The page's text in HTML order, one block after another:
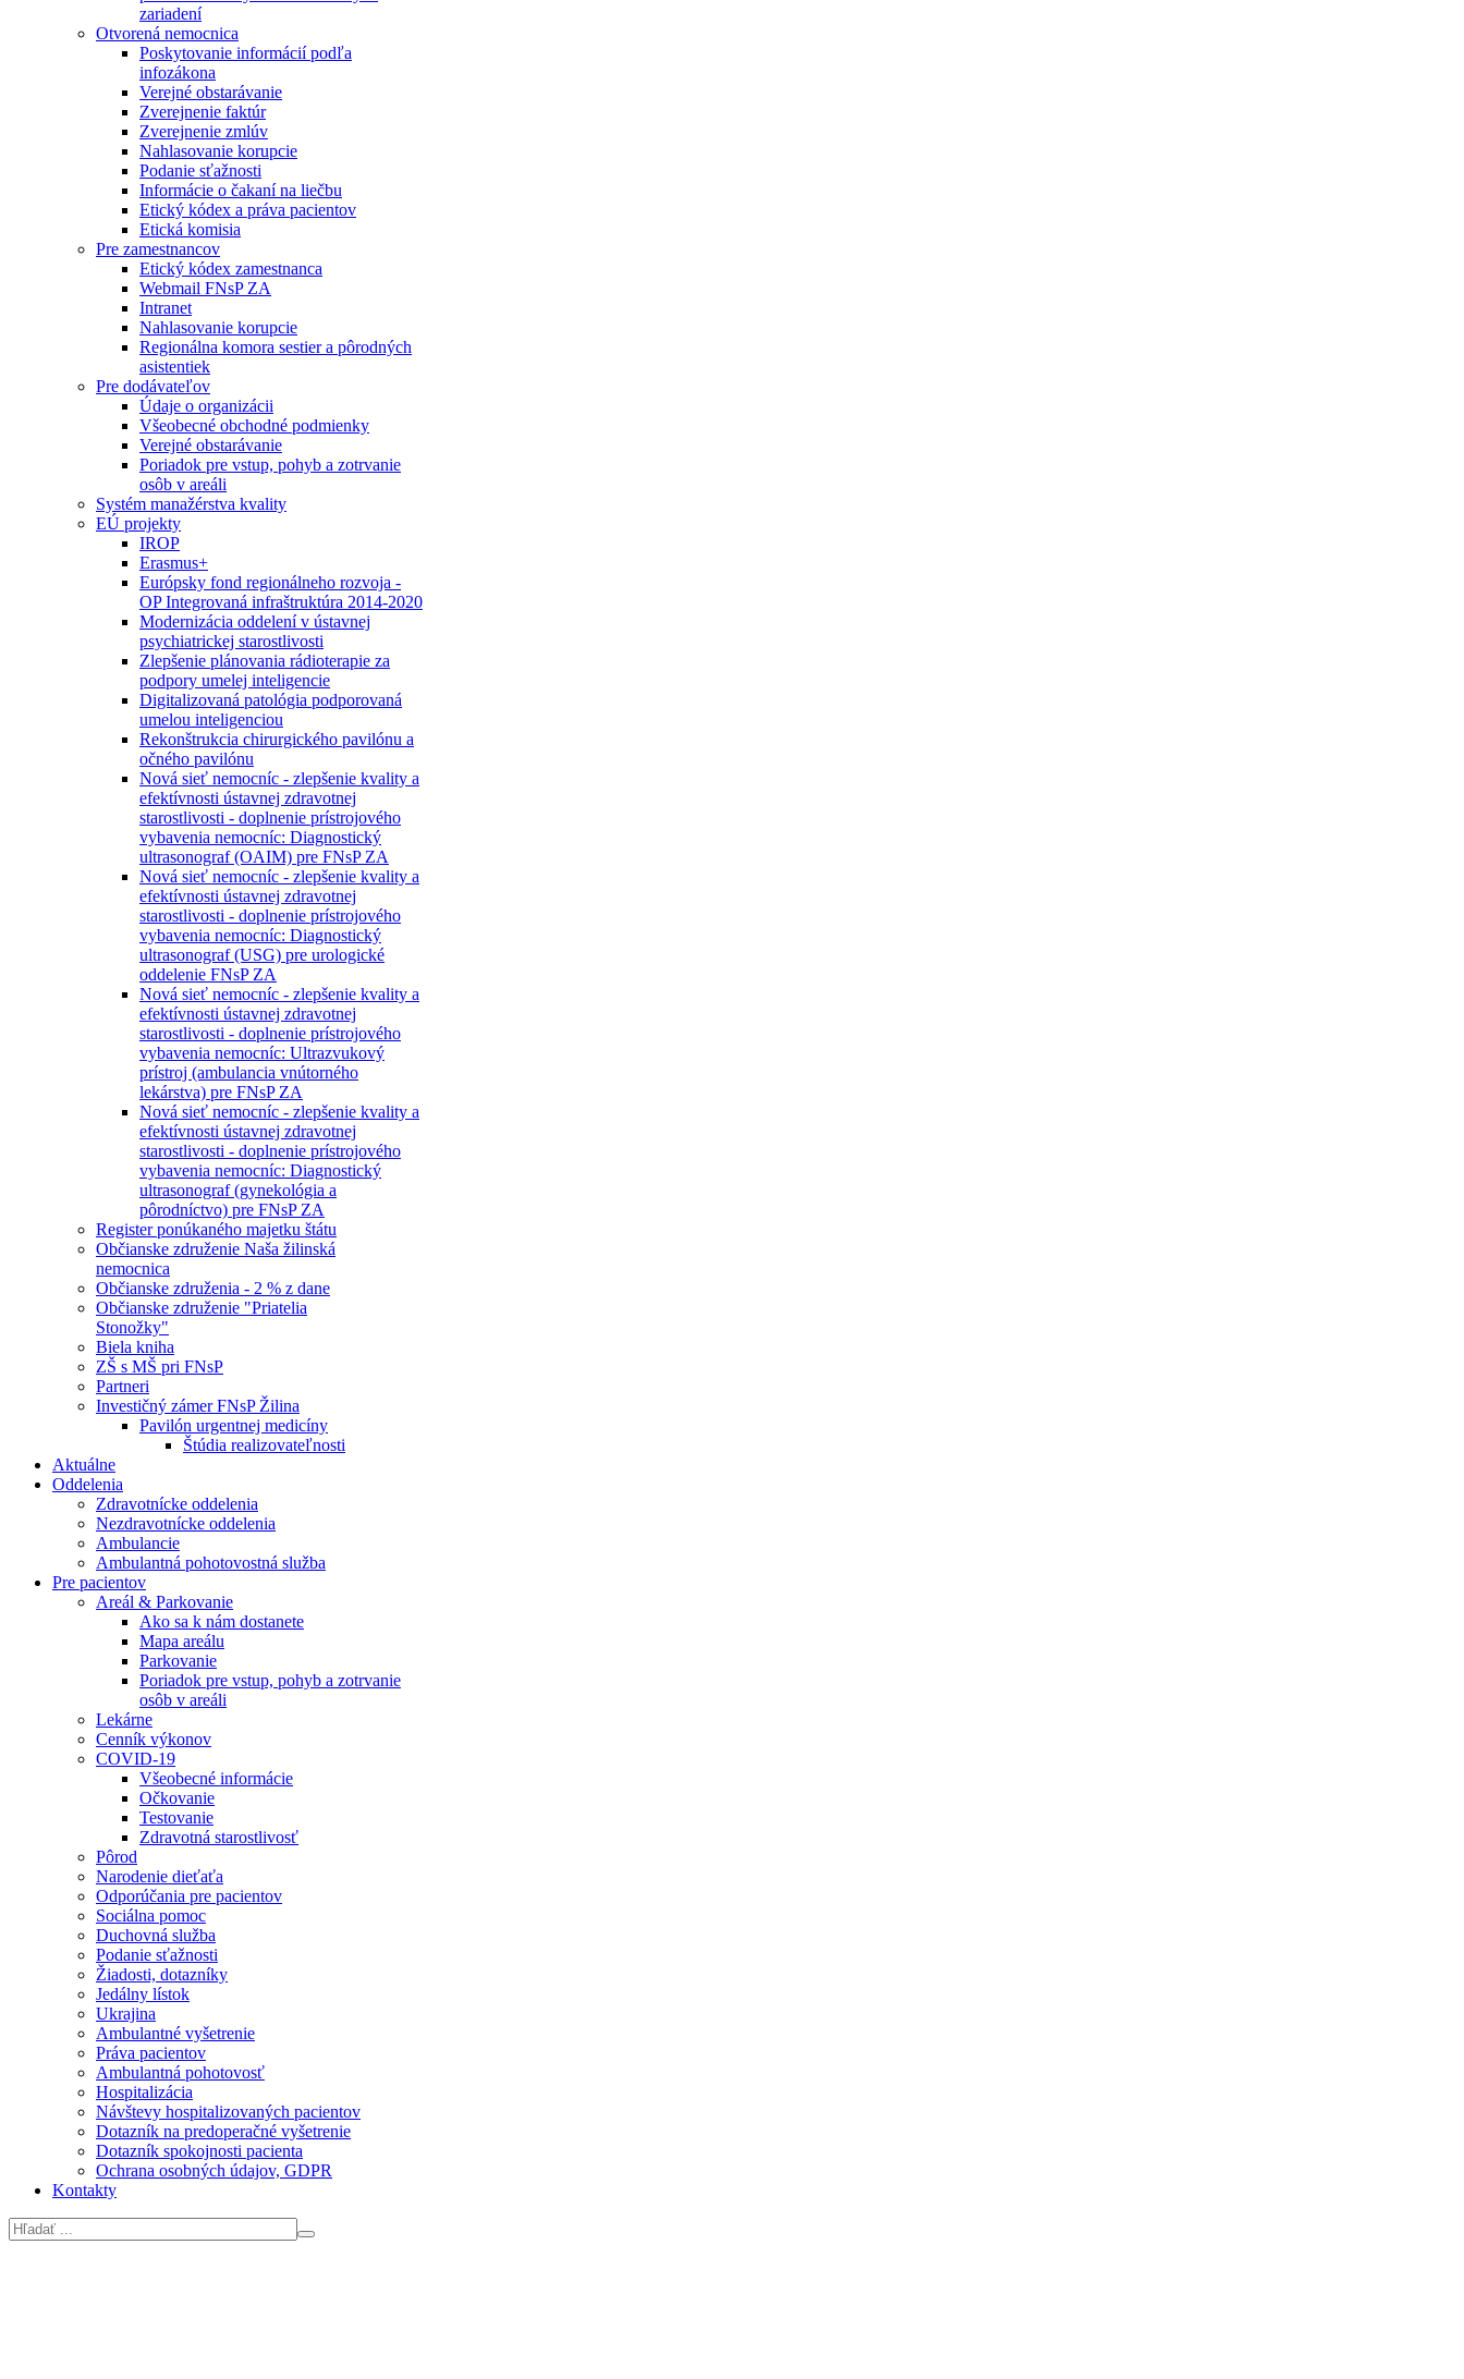
zariadení
Otvorená nemocnica
Poskytovanie informácií podľa
infozákona
Verejné obstarávanie
Zverejnenie faktúr
Zverejnenie zmlúv
Nahlasovanie korupcie
Podanie sťažnosti
Informácie o čakaní na liečbu
Etický kódex a práva pacientov
Etická komisia
Pre zamestnancov
Etický kódex zamestnanca
Webmail FNsP ZA
Intranet
Nahlasovanie korupcie
Regionálna komora sestier a pôrodných
asistentiek
Pre dodávateľov
Údaje o organizácii
Všeobecné obchodné podmienky
Verejné obstarávanie
Poriadok pre vstup, pohyb a zotrvanie
osôb v areáli
Systém manažérstva kvality
EÚ projekty
IROP
Erasmus+
Európsky fond regionálneho rozvoja -
OP Integrovaná infraštruktúra 2014-2020
Modernizácia oddelení v ústavnej
psychiatrickej starostlivosti
Zlepšenie plánovania rádioterapie za
podpory umelej inteligencie
Digitalizovaná patológia podporovaná
umelou inteligenciou
Rekonštrukcia chirurgického pavilónu a
očného pavilónu
Nová sieť nemocníc - zlepšenie kvality a
efektívnosti ústavnej zdravotnej
starostlivosti - doplnenie prístrojového
vybavenia nemocníc: Diagnostický
ultrasonograf (OAIM) pre FNsP ZA
Nová sieť nemocníc - zlepšenie kvality a
efektívnosti ústavnej zdravotnej
starostlivosti - doplnenie prístrojového
vybavenia nemocníc: Diagnostický
ultrasonograf (USG) pre urologické
oddelenie FNsP ZA
Nová sieť nemocníc - zlepšenie kvality a
efektívnosti ústavnej zdravotnej
starostlivosti - doplnenie prístrojového
vybavenia nemocníc: Ultrazvukový
prístroj (ambulancia vnútorného
lekárstva) pre FNsP ZA
Nová sieť nemocníc - zlepšenie kvality a
efektívnosti ústavnej zdravotnej
starostlivosti - doplnenie prístrojového
vybavenia nemocníc: Diagnostický
ultrasonograf (gynekológia a
pôrodníctvo) pre FNsP ZA
Register ponúkaného majetku štátu
Občianske združenie Naša žilinská
nemocnica
Občianske združenia - 2 % z dane
Občianske združenie "Priatelia
Stonožky"
Biela kniha
ZŠ s MŠ pri FNsP
Partneri
Investičný zámer FNsP Žilina
Pavilón urgentnej medicíny
Štúdia realizovateľnosti
Aktuálne
Oddelenia
Zdravotnícke oddelenia
Nezdravotnícke oddelenia
Ambulancie
Ambulantná pohotovostná služba
Pre pacientov
Areál & Parkovanie
Ako sa k nám dostanete
Mapa areálu
Parkovanie
Poriadok pre vstup, pohyb a zotrvanie
osôb v areáli
Lekárne
Cenník výkonov
COVID-19
Všeobecné informácie
Očkovanie
Testovanie
Zdravotná starostlivosť
Pôrod
Narodenie dieťaťa
Odporúčania pre pacientov
Sociálna pomoc
Duchovná služba
Podanie sťažnosti
Žiadosti, dotazníky
Jedálny lístok
Ukrajina
Ambulantné vyšetrenie
Práva pacientov
Ambulantná pohotovosť
Hospitalizácia
Návštevy hospitalizovaných pacientov
Dotazník na predoperačné vyšetrenie
Dotazník spokojnosti pacienta
Ochrana osobných údajov, GDPR
Kontakty